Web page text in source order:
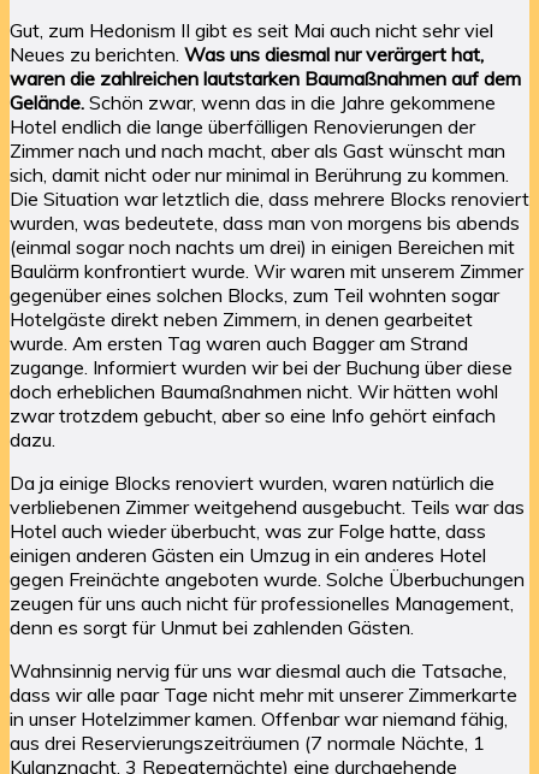
Gut, zum Hedonism II gibt es seit Mai auch nicht sehr viel
Neues zu berichten. Was uns diesmal nur verärgert hat,
waren die zahlreichen lautstarken Baumaßnahmen auf dem
Gelände. Schön zwar, wenn das in die Jahre gekommene
Hotel endlich die lange überfälligen Renovierungen der
Zimmer nach und nach macht, aber als Gast wünscht man
sich, damit nicht oder nur minimal in Berührung zu kommen.
Die Situation war letztlich die, dass mehrere Blocks renoviert
wurden, was bedeutete, dass man von morgens bis abends
(einmal sogar noch nachts um drei) in einigen Bereichen mit
Baulärm konfrontiert wurde. Wir waren mit unserem Zimmer
gegenüber eines solchen Blocks, zum Teil wohnten sogar
Hotelgäste direkt neben Zimmern, in denen gearbeitet
wurde. Am ersten Tag waren auch Bagger am Strand
zugange. Informiert wurden wir bei der Buchung über diese
doch erheblichen Baumaßnahmen nicht. Wir hätten wohl
zwar trotzdem gebucht, aber so eine Info gehört einfach
dazu.
Da ja einige Blocks renoviert wurden, waren natürlich die
verbliebenen Zimmer weitgehend ausgebucht. Teils war das
Hotel auch wieder überbucht, was zur Folge hatte, dass
einigen anderen Gästen ein Umzug in ein anderes Hotel
gegen Freinächte angeboten wurde. Solche Überbuchungen
zeugen für uns auch nicht für professionelles Management,
denn es sorgt für Unmut bei zahlenden Gästen.
Wahnsinnig nervig für uns war diesmal auch die Tatsache,
dass wir alle paar Tage nicht mehr mit unserer Zimmerkarte
in unser Hotelzimmer kamen. Offenbar war niemand fähig,
aus drei Reservierungszeiträumen (7 normale Nächte, 1
Kulanznacht, 3 Repeaternächte) eine durchgehende